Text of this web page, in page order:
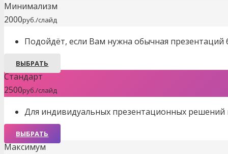
Минимализм
2000руб./слайд
Подойдёт, если Вам нужна обычная презентаций
ВЫБРАТЬ
Стандарт
2500руб./слайд
Для индивидуальных презентационных
ВЫБРАТЬ
Максимум